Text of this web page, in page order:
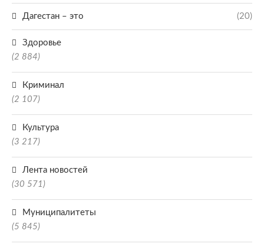
Дагестан – это (20)
Здоровье
(2 884)
Криминал
(2 107)
Культура
(3 217)
Лента новостей
(30 571)
Муниципалитеты
(5 845)